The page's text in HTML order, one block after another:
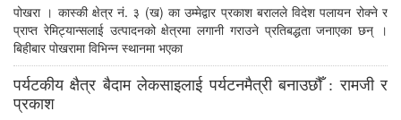
पोखरा । कास्की क्षेत्र नं. ३ (ख) का उम्मेद्वार प्रकाश बरालले विदेश पलायन रोक्ने र
प्राप्त रेमिट्यान्सलाई उत्पादनको क्षेत्रमा लगानी गराउने प्रतिबद्धता जनाएका छन् ।
बिहीबार पोखरामा विभिन्न स्थानमा भएका
पर्यटकीय क्षैत्र बैदाम लेकसाइलाई पर्यटनमैत्री बनाउछौँ : रामजी र
प्रकाश